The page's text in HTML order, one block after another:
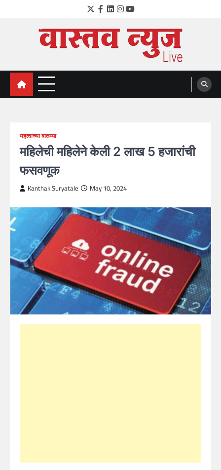
Twitter
Facebook
LinkedIn
Instagram
YouTube
VastavNEWSLive.com
a leading NEWS portal of Maharahstra
महत्वाच्या बातम्या
महिलेची महिलेने केली 2 लाख 5 हजारांची
फसवणूक
Kanthak Suryatale May 10, 2024